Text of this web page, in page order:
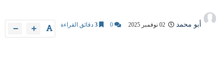
أبو محمد 0
3 دقائق القراءة